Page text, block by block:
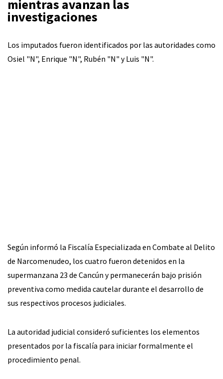
mientras avanzan las
investigaciones
Los imputados fueron identificados por las autoridades como
Osiel "N", Enrique "N", Rubén "N" y Luis "N".
Según informó la Fiscalía Especializada en Combate al Delito
de Narcomenudeo, los cuatro fueron detenidos en la
supermanzana 23 de Cancún y permanecerán bajo prisión
preventiva como medida cautelar durante el desarrollo de
sus respectivos procesos judiciales.
La autoridad judicial consideró suficientes los elementos
presentados por la fiscalía para iniciar formalmente el
procedimiento penal.